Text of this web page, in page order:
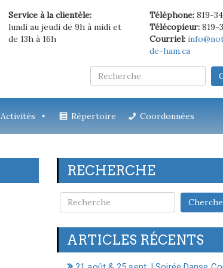
Service à la clientèle:
lundi au jeudi de 9h à midi et
de 13h à 16h
Téléphone:819-
Télécopieur:819-
Courriel:
de-ham.ca
Activités Répertoire Coordonnées
RECHERCHE
ARTICLES RÉCENTS